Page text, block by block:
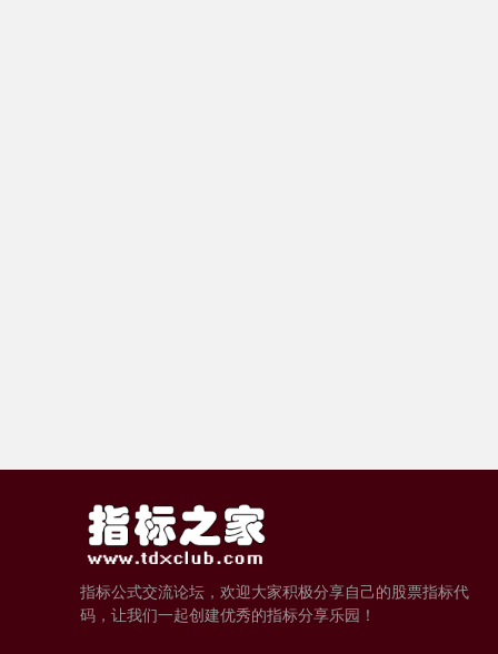
指标公式交流论坛，欢迎大家积极分享自己的股票指标代
码，让我们一起创建优秀的指标分享乐园！